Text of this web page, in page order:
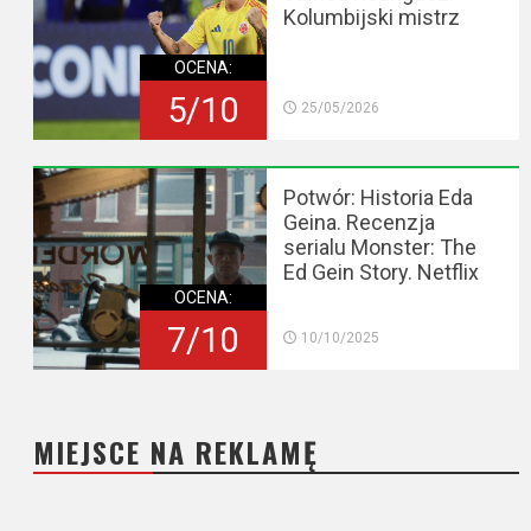
OCENA:
5/10
Kolumbijski mistrz
25/05/2026
OCENA:
7/10
Potwór: Historia Eda
Geina. Recenzja
serialu Monster: The
Ed Gein Story. Netflix
10/10/2025
MIEJSCE NA REKLAMĘ